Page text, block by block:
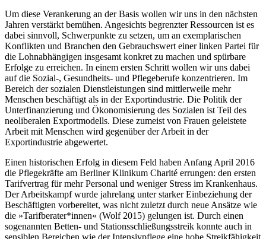
Um diese Verankerung an der Basis wollen wir uns in den nächsten
Jahren verstärkt bemühen. Angesichts begrenzter Ressourcen ist es
dabei sinnvoll, Schwerpunkte zu setzen, um an exemplarischen
Konflikten und Branchen den Gebrauchswert einer linken Partei für
die Lohnabhängigen insgesamt konkret zu machen und spürbare
Erfolge zu erreichen. In einem ersten Schritt wollen wir uns dabei
auf die Sozial-, Gesundheits- und Pflegeberufe konzentrieren. Im
Bereich der sozialen Dienstleistungen sind mittlerweile mehr
Menschen beschäftigt als in der Exportindustrie. Die Politik der
Unterfinanzierung und Ökonomisierung des Sozialen ist Teil des
neoliberalen Exportmodells. Diese zumeist von Frauen geleistete
Arbeit mit Menschen wird gegenüber der Arbeit in der
Exportindustrie abgewertet.
Einen historischen Erfolg in diesem Feld haben Anfang April 2016
die Pflegekräfte am Berliner Klinikum Charité errungen: den ersten
Tarifvertrag für mehr Personal und weniger Stress im Krankenhaus.
Der Arbeitskampf wurde jahrelang unter starker Einbeziehung der
Beschäftigten vorbereitet, was nicht zuletzt durch neue Ansätze wie
die »Tarifberater*innen« (Wolf 2015) gelungen ist. Durch einen
sogenannten Betten- und Stationsschließungsstreik konnte auch in